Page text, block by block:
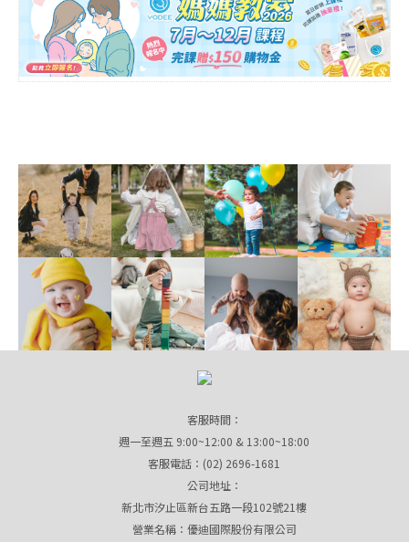
客服時間：
週一至週五 9:00~12:00 & 13:00~18:00
客服電話：(02) 2696-1681
公司地址：
新北市汐止區新台五路一段102號21樓
營業名稱：優迪國際股份有限公司